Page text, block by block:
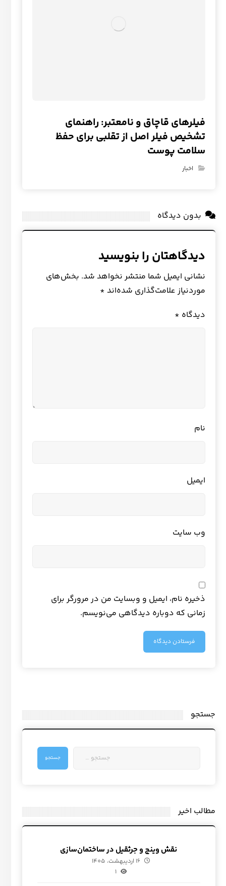
فیلرهای قاچاق و نامعتبر: راهنمای
تشخیص فیلر اصل از تقلبی برای حفظ
سلامت پوست
اخبار
بدون دیدگاه
دیدگاهتان را بنویسید
نشانی ایمیل شما منتشر نخواهد شد. بخش‌های
موردنیاز علامت‌گذاری شده‌اند *
دیدگاه *
نام
ایمیل
وب‌ سایت
ذخیره نام، ایمیل و وبسایت من در مرورگر برای
زمانی که دوباره دیدگاهی می‌نویسم.
جستجو
مطالب اخیر
نقش وینچ و جرثقیل در ساختمان‌سازی
16 اردیبهشت، 1405
1